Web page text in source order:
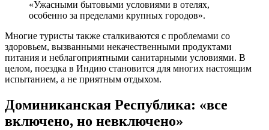
«Ужасными бытовыми условиями в отелях,
особенно за пределами крупных городов».
Многие туристы также сталкиваются с проблемами со
здоровьем, вызванными некачественными продуктами
питания и неблагоприятными санитарными условиями. В
целом, поездка в Индию становится для многих настоящим
испытанием, а не приятным отдыхом.
Доминиканская Республика: «все
включено, но невключено»